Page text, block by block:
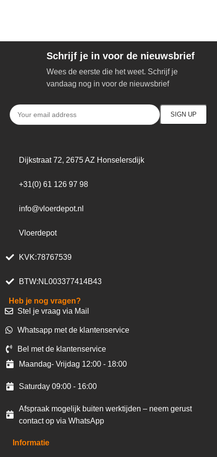
Schrijf je in voor de nieuwsbrief
Wees de eerste die het weet. Schrijf je
vandaag nog in voor de nieuwsbrief
Dijkstraat 72, 2675 AZ Honselersdijk
+31(0) 61 126 97 98
info@vloerdepot.nl
Vloerdepot
KVK:78767539
BTW:NL003377414B43
Heb je nog vragen?
Stel je vraag via Mail
Whatsapp met de klantenservice
Bel met de klantenservice
Maandag- Vrijdag 12:00 - 18:00
Saturday 09:00 - 16:00
Afspraak mogelijk buiten werktijden – neem gerust
contact op via WhatsApp
Informatie